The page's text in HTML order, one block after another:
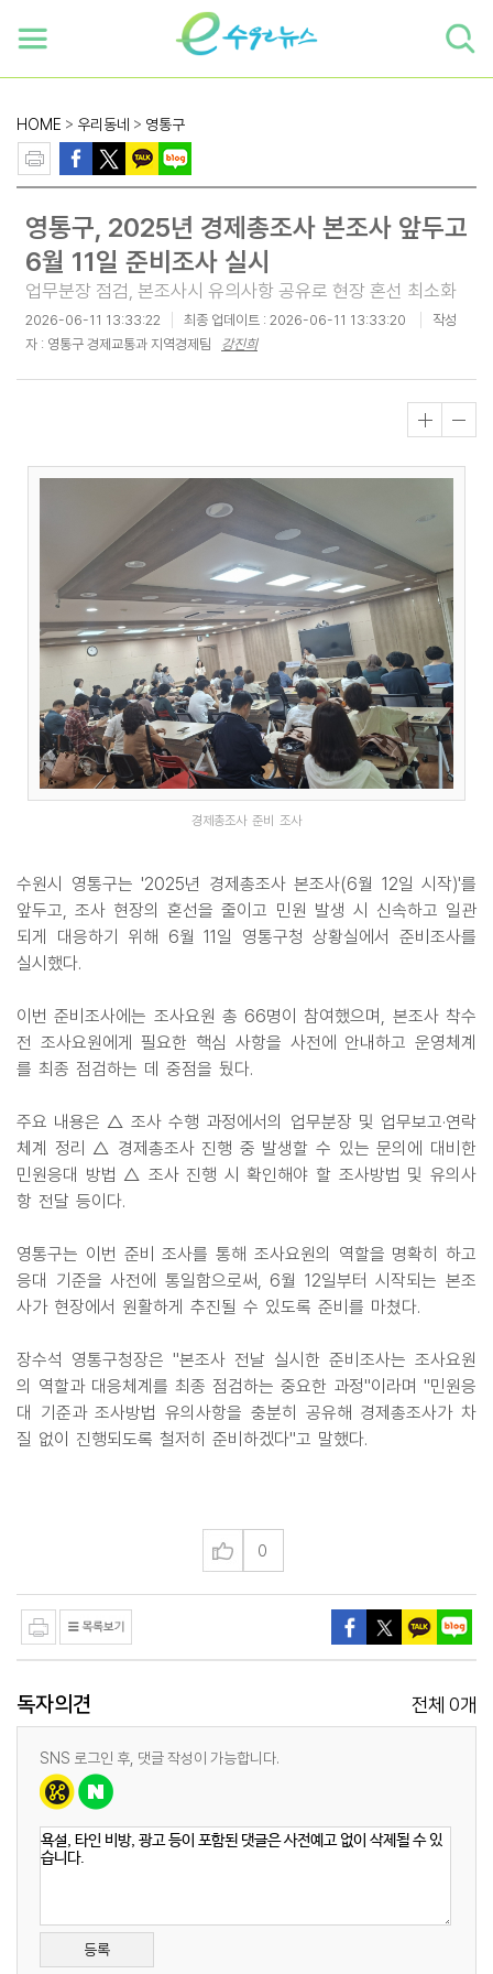
HOME > 우리동네 > 영통구
영통구, 2025년 경제총조사 본조사 앞두고
6월 11일 준비조사 실시
업무분장 점검, 본조사시 유의사항 공유로 현장 혼선 최소화
2026-06-11 13:33:22 최종 업데이트 : 2026-06-11 13:33:20
작성
자 : 영통구 경제교통과 지역경제팀 강진희
경제총조사 준비 조사
수원시 영통구는 '2025년 경제총조사 본조사(6월 12일 시작)'를
앞두고, 조사 현장의 혼선을 줄이고 민원 발생 시 신속하고 일관
되게 대응하기 위해 6월 11일 영통구청 상황실에서 준비조사를
실시했다.
이번 준비조사에는 조사요원 총 66명이 참여했으며, 본조사 착수
전 조사요원에게 필요한 핵심 사항을 사전에 안내하고 운영체계
를 최종 점검하는 데 중점을 뒀다.
주요 내용은 △ 조사 수행 과정에서의 업무분장 및 업무보고·연락
체계 정리 △ 경제총조사 진행 중 발생할 수 있는 문의에 대비한
민원응대 방법 △ 조사 진행 시 확인해야 할 조사방법 및 유의사
항 전달 등이다.
영통구는 이번 준비 조사를 통해 조사요원의 역할을 명확히 하고
응대 기준을 사전에 통일함으로써, 6월 12일부터 시작되는 본조
사가 현장에서 원활하게 추진될 수 있도록 준비를 마쳤다.
장수석 영통구청장은 "본조사 전날 실시한 준비조사는 조사요원
의 역할과 대응체계를 최종 점검하는 중요한 과정"이라며 "민원응
대 기준과 조사방법 유의사항을 충분히 공유해 경제총조사가 차
질 없이 진행되도록 철저히 준비하겠다"고 말했다.
0
독자의견 전체 0개
SNS 로그인 후, 댓글 작성이 가능합니다.
등록